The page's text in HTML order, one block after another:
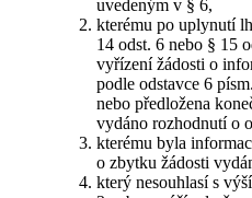
uvedeným v § 6,
kterému po uplynutí
14 odst. 6 nebo § 15
vyřízení žádosti o
podle odstavce 6
nebo předložena
vydáno rozhodnutí o
kterému byla
o zbytku žádosti
který nesouhlasí s